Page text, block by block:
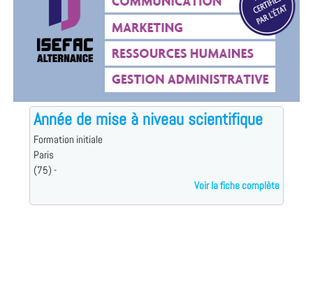
Année de mise à niveau scientifique
Formation initiale
Paris
(75) -
Voir la fiche complète